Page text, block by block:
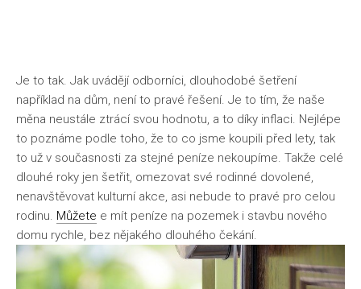
Je to tak. Jak uvádějí odborníci, dlouhodobé šetření
například na dům, není to pravé řešení. Je to tím, že naše
měna neustále ztrácí svou hodnotu, a to díky inflaci. Nejlépe
to poznáme podle toho, že to co jsme koupili před lety, tak
to už v současnosti za stejné peníze nekoupíme. Takže celé
dlouhé roky jen šetřit, omezovat své rodinné dovolené,
nenavštěvovat kulturní akce, asi nebude to pravé pro celou
rodinu. Můžete e mít peníze na pozemek i stavbu nového
domu rychle, bez nějakého dlouhého čekání.